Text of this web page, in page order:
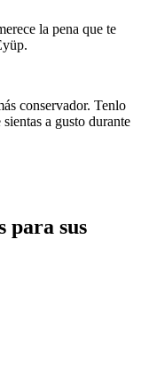
la pena que te
conservador. Tenlo
a gusto durante
para sus